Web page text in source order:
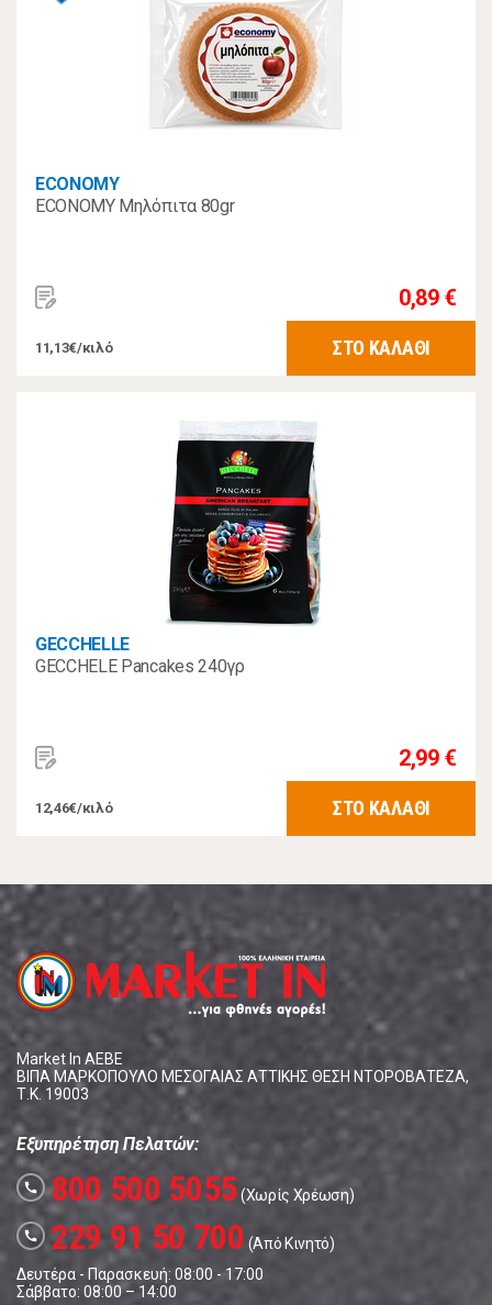
ECONOMY
ECONOMY Μηλόπιτα 80gr
0,89 €
11,13€/κιλό ΣΤΟ ΚΑΛΑΘΙ
GECCHELLE
GECCHELE Pancakes 240γρ
2,99 €
12,46€/κιλό ΣΤΟ ΚΑΛΑΘΙ
Market In ΑΕΒΕ
ΒΙΠΑ ΜΑΡΚΟΠΟΥΛΟ ΜΕΣΟΓΑΙΑΣ ΑΤΤΙΚΗΣ ΘΕΣΗ ΝΤΟΡΟΒΑΤΕΖΑ,
Τ.Κ. 19003
Εξυπηρέτηση Πελατών:
call 800 500 5055(Χωρίς Χρέωση)
call 229 91 50 700 (Από Κινητό)
Δευτέρα - Παρασκευή: 08:00 - 17:00
Σάββατο: 08:00 – 14:00